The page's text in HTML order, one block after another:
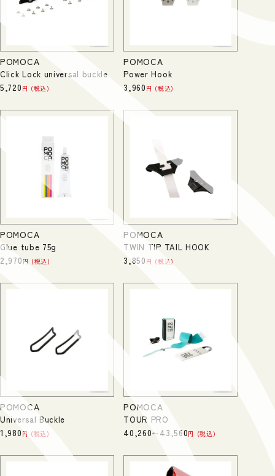
POMOCA
Click Lock universal buckle
5,720 税込
POMOCA
Power Hook
3,960 税込
POMOCA
Glue tube 75g
2,970 税込
POMOCA
TWIN TIP TAIL HOOK
3,850 税込
POMOCA
Universal Buckle
1,980 税込
POMOCA
TOUR PRO
40,260〜43,560 税込